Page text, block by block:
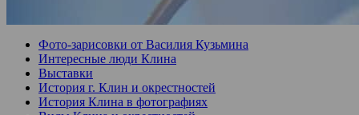
Фото-зарисовки от Василия Кузьмина
Интересные люди Клина
Выставки
История г. Клин и окрестностей
История Клина в фотографиях